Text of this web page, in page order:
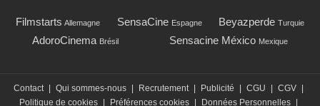
Filmstarts Allemagne SensaCine Espagne Beyazperde Turquie
AdoroCinema Brésil Sensacine México Mexique
Contact Qui sommes-nous Recrutement Publicité CGU CGV
Politique de cookies
Préférences cookies Données Personnelles